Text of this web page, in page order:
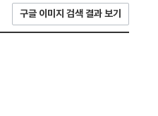
구글 이미지 검색 결과 보기